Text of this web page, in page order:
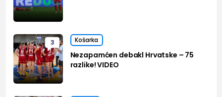
3 Košarka
Nezapamćen debakl Hrvatske – 75
razlike! VIDEO